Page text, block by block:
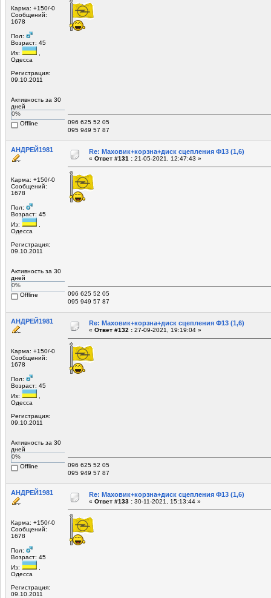
Карма: +150/-0
Сообщений:
1678
Пол:
Возраст: 45
Из:
Одесса
Регистрация:
09.10.2011
Активность за 30
дней
0%
Offline
096 625 52 05
095 949 57 87
АНДРЕЙ1981
Карма: +150/-0
Сообщений:
1678
Пол:
Возраст: 45
Из:
Одесса
Регистрация:
09.10.2011
Активность за 30
дней
0%
Offline
Re: Маховик+корзна+диск сцепления Ф13 (1,6)
« Ответ #131 : 21-05-2021, 12:47:43 »
096 625 52 05
095 949 57 87
АНДРЕЙ1981
Карма: +150/-0
Сообщений:
1678
Пол:
Возраст: 45
Из:
Одесса
Регистрация:
09.10.2011
Активность за 30
дней
0%
Offline
Re: Маховик+корзна+диск сцепления Ф13 (1,6)
« Ответ #132 : 27-09-2021, 19:19:04 »
096 625 52 05
095 949 57 87
АНДРЕЙ1981
Карма: +150/-0
Сообщений:
1678
Пол:
Возраст: 45
Из:
Одесса
Регистрация:
09.10.2011
Re: Маховик+корзна+диск сцепления Ф13 (1,6)
« Ответ #133 : 30-11-2021, 15:13:44 »